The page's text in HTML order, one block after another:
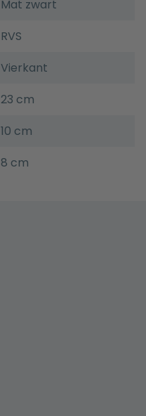
Mat zwart
RVS
Vierkant
23 cm
10 cm
8 cm